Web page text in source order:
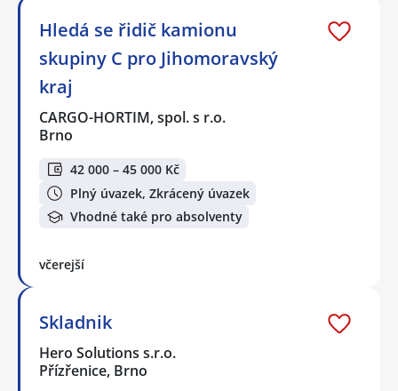
Hledá se řidič kamionu
skupiny C pro Jihomoravský
kraj
CARGO-HORTIM, spol. s r.o.
Brno
42 000 – 45 000 Kč
Plný úvazek, Zkrácený úvazek
Vhodné také pro absolventy
včerejší
Skladnik
Hero Solutions s.r.o.
Přízřenice, Brno